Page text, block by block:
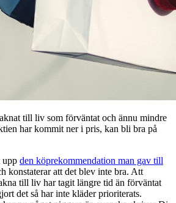
till liv som förväntat och ännu mindre
har kommit ner i pris, kan bli bra på
upp den köprekommendation man gav till
konstaterar att det blev inte bra. Att
till liv har tagit längre tid än förväntat
det så har inte kläder prioriterats.